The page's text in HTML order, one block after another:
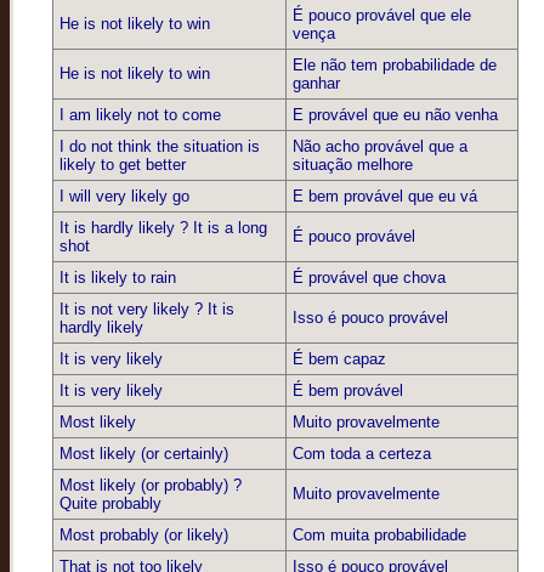
He is not likely to win
É pouco provável que ele
vença
He is not likely to win
Ele não tem probabilidade de
ganhar
I am likely not to come
E provável que eu não venha
I do not think the situation is
likely to get better
Não acho provável que a
situação melhore
I will very likely go
E bem provável que eu vá
It is hardly likely ? It is a long
shot
É pouco provável
It is likely to rain
É provável que chova
It is not very likely ? It is
hardly likely
Isso é pouco provável
It is very likely
É bem capaz
It is very likely
É bem provável
Most likely
Muito provavelmente
Most likely (or certainly)
Com toda a certeza
Most likely (or probably) ?
Quite probably
Muito provavelmente
Most probably (or likely)
Com muita probabilidade
That is not too likely
Isso é pouco provável